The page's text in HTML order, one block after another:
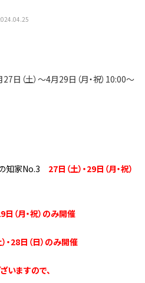
（土）～4月29日（月・祝）10:00～
知家No.3 27日（土）・29日（月・祝）
日（月・祝）のみ開催
・28日（日）のみ開催
いますので、